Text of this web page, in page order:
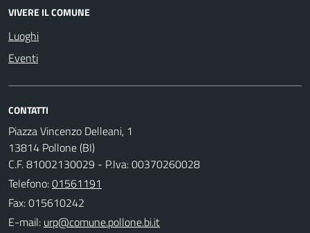
VIVERE IL COMUNE
Luoghi
Eventi
CONTATTI
Piazza Vincenzo Delleani, 1
13814 Pollone (BI)
C.F. 81002130029 - P.Iva: 00370260028
Telefono:01561191
Fax: 015610242
E-mail: